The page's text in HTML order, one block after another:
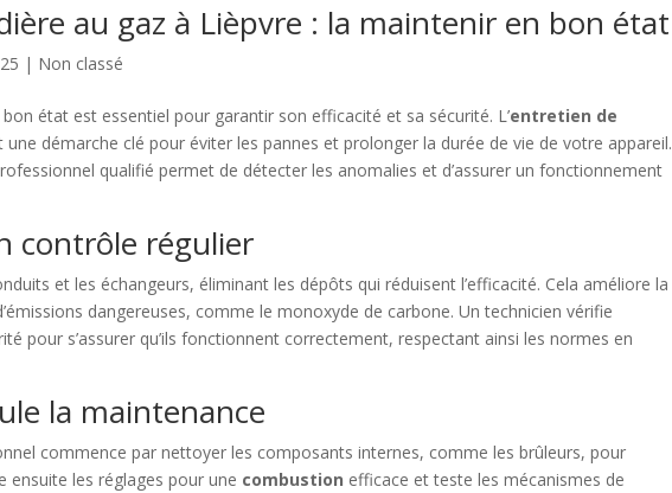
au gaz à Lièpvre : la maintenir en bon état
| Non classé
état est essentiel pour garantir son efficacité et sa sécurité. L’entretien de
une démarche clé pour éviter les pannes et prolonger la durée de vie de votre appareil.
qualifié permet de détecter les anomalies et d’assurer un fonctionnement
contrôle régulier
et les échangeurs, éliminant les dépôts qui réduisent l’efficacité. Cela améliore la
dangereuses, comme le monoxyde de carbone. Un technicien vérifie
pour s’assurer qu’ils fonctionnent correctement, respectant ainsi les normes en
la maintenance
commence par nettoyer les composants internes, comme les brûleurs, pour
ensuite les réglages pour une combustion efficace et teste les mécanismes de